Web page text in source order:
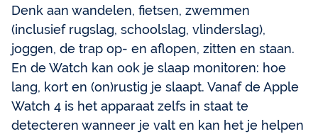
Denk aan wandelen, fietsen, zwemmen
(inclusief rugslag, schoolslag, vlinderslag),
joggen, de trap op- en aflopen, zitten en staan.
En de Watch kan ook je slaap monitoren: hoe
lang, kort en (on)rustig je slaapt. Vanaf de Apple
Watch 4 is het apparaat zelfs in staat te
detecteren wanneer je valt en kan het je helpen